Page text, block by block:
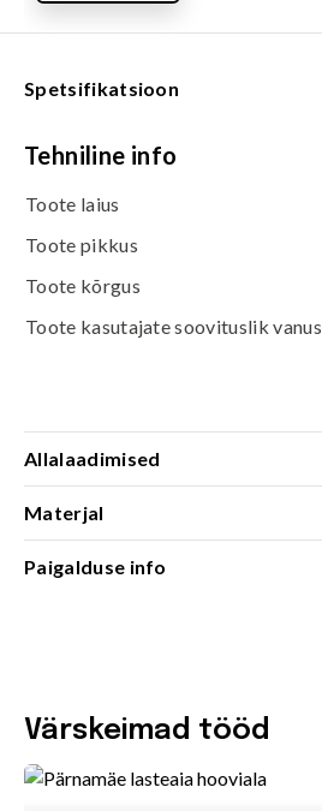
Spetsifikatsioon
Tehniline info
Toote laius
Toote pikkus
Toote kõrgus
Toote kasutajate soovituslik vanus
Allalaadimised
Materjal
Paigalduse info
Värskeimad tööd